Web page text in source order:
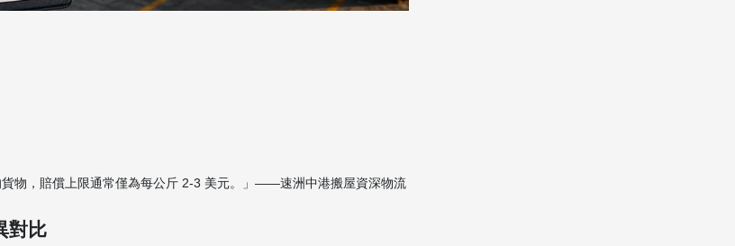
物，賠償上限通常僅為每公斤 2-3 美元。」——速洲中港搬屋資深物流
對比